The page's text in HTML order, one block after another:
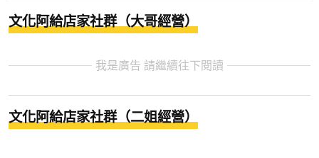
文化阿給店家社群（大哥經營）
我是廣告 請繼續往下閱讀
文化阿給店家社群（二姐經營）